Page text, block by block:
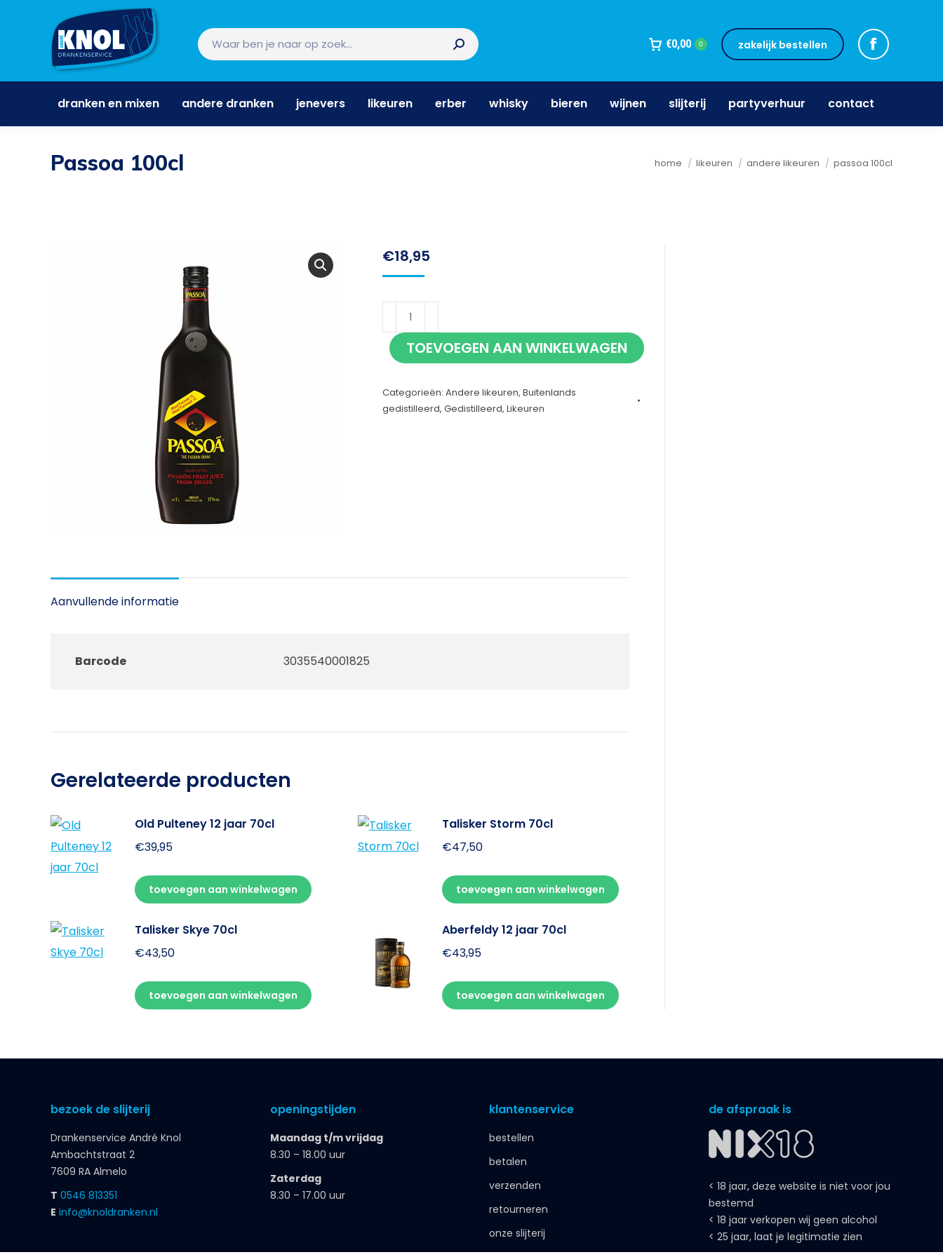
€0,00 0 zakelijk bestellen
dranken en mixen andere dranken jenevers likeuren erber whisky bieren wijnen slijterij partyverhuur contact
Passoa 100cl Je bent hier:
home likeuren andere likeuren passoa 100cl
€18,95
Passoa
100cl
aantalTOEVOEGEN AAN WINKELWAGEN
Categorieën: Andere likeuren, Buitenlands
gedistilleerd, Gedistilleerd, Likeuren
Aanvullende informatie
Barcode 3035540001825
Gerelateerde producten
Old Pulteney 12 jaar 70cl
€39,95
toevoegen aan winkelwagen
Talisker Storm 70cl
€47,50
toevoegen aan winkelwagen
Talisker Skye 70cl
€43,50
toevoegen aan winkelwagen
Aberfeldy 12 jaar 70cl
€43,95
toevoegen aan winkelwagen
bezoek de slijterij
Drankenservice André Knol
Ambachtstraat 2
7609 RA Almelo
T 0546 813351
E info@knoldranken.nl
openingstijden
Maandag t/m vrijdag
8.30 – 18.00 uur
Zaterdag
8.30 – 17.00 uur
klantenservice
bestellen
betalen
verzenden
retourneren
onze slijterij
de afspraak is
< 18 jaar, deze website is niet voor jou
bestemd
< 18 jaar verkopen wij geen alcohol
< 25 jaar, laat je legitimatie zien
dranken en mixen